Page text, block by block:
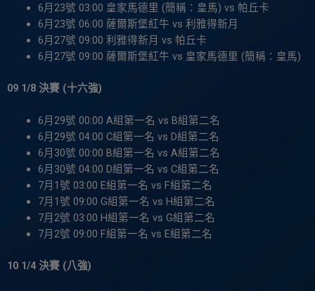
6月23號 03:00 皇家馬德里 (簡稱：皇馬) vs 帕丘卡
6月23號 06:00 薩爾斯堡紅牛 vs 利雅得新月
6月27號 09:00 利雅得新月 vs 帕丘卡
6月27號 09:00 薩爾斯堡紅牛 vs 皇家馬德里 (簡稱：皇馬)
09 1/8 決賽 (十六強)
6月29號 00:00 A組第一名 vs B組第二名
6月29號 04:00 C組第一名 vs D組第二名
6月30號 00:00 B組第一名 vs A組第二名
6月30號 04:00 D組第一名 vs C組第二名
7月1號 03:00 E組第一名 vs F組第二名
7月1號 09:00 G組第一名 vs H組第二名
7月2號 03:00 H組第一名 vs G組第二名
7月2號 09:00 F組第一名 vs E組第二名
10 1/4 決賽 (八強)